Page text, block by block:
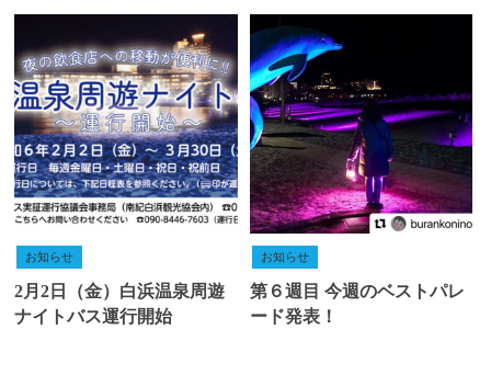
お知らせ
2月2日（金）白浜温泉周遊
ナイトバス運行開始
お知らせ
第６週目 今週のベストパレ
ード発表！